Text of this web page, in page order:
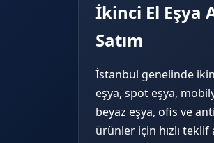
İkinci El Eşya
Satım
İstanbul genelinde
eşya, spot eşya,
beyaz eşya, ofis ve
ürünler için hızlı teklif